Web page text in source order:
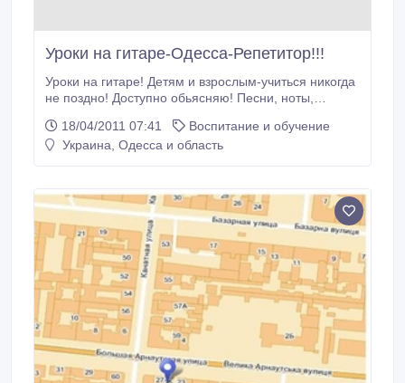
Уроки на гитаре-Одесса-Репетитор!!!
Уроки на гитаре! Детям и взрослым-учиться никогда
не поздно! Доступно обьясняю! Песни, ноты,
Хотите сыграть любимую песню, написанную для 4-
5 инструментов, на 1й гитаре, и не знаете как? - Я
18/04/2011 07:41
Воспитание и обучение
Украина, Одесса и область